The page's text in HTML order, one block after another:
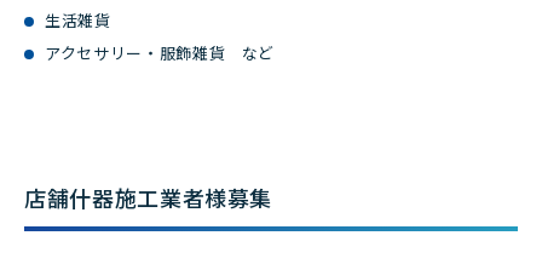
生活雑貨
アクセサリー・服飾雑貨 など
店舗什器施工業者様募集